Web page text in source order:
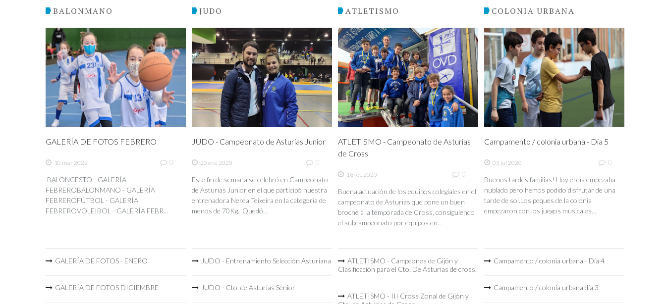
BALONMANO
GALERÍA DE FOTOS FEBRERO
10 mar 2022 0
BALONCESTO - GALERÍA
FEBREROBALONMANO - GALERÍA
FEBREROFÚTBOL - GALERÍA
FEBREROVOLEIBOL - GALERÍA FEBR...
GALERÍA DE FOTOS - ENERO
GALERÍA DE FOTOS DICIEMBRE
JUDO
JUDO - Campeonato de Asturias Junior
20 ene 2020 0
Este fin de semana se celebró en Campeonato
de Asturias Junior en el que participó nuestra
entrenadora Nerea Teixeira en la categoría de
menos de 70Kg. Quedó...
JUDO - Entrenamiento Selección Asturiana
JUDO - Cto. de Asturias Senior
ATLETISMO
ATLETISMO - Campeonato de Asturias
de Cross
18 feb 2020 0
Buena actuación de los equipos colegiales en el
campeonato de Asturias que pone un buen
broche a la temporada de Cross, consiguiendo
el subcampeonato por equipos en...
ATLETISMO - Campeones de Gijón y
Clasificación para el Cto. De Asturias de cross.
ATLETISMO - III Cross Zonal de Gijón y
COLONIA URBANA
Campamento / colonia urbana - Día 5
03 jul 2020 0
Buenos tardes familias! Hoy el día empezaba
nublado pero hemos podido disfrutar de una
tarde de sol.Los peques de la colonia
empezaron con los juegos musicales...
Campamento / colonia urbana - Día 4
Campamento / colonia urbana día 3